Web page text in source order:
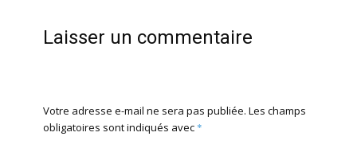
Laisser un commentaire
Votre adresse e-mail ne sera pas publiée. Les champs
obligatoires sont indiqués avec *